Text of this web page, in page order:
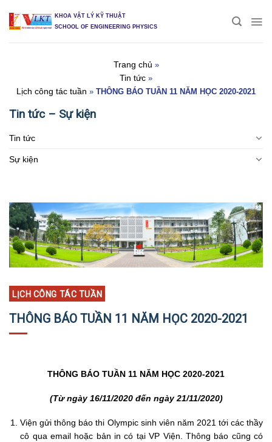
KHOA VẬT LÝ KỸ THUẬT
SCHOOL OF ENGINEERING PHYSICS
Trang chủ »
Tin tức »
Lịch công tác tuần » THÔNG BÁO TUẦN 11 NĂM HỌC 2020-2021
Tin tức – Sự kiện
Tin tức
Sự kiện
LỊCH CÔNG TÁC TUẦN
THÔNG BÁO TUẦN 11 NĂM HỌC 2020-2021
THÔNG BÁO TUẦN 11 NĂM HỌC 2020-2021
(Từ ngày 16/11/2020 đến ngày 21/11/2020)
Viện gửi thông báo thi Olympic sinh viên năm 2021 tới các thầy
cô qua email hoặc bản in có tại VP Viện. Thông báo cũng có